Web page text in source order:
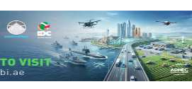
منطقة الساحل،
فإن الجمع بين
قدرة طائرة
أوريون على
التحليق…